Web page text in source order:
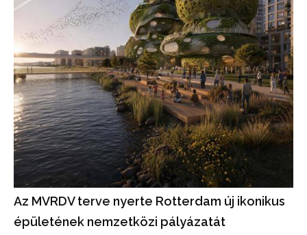
Az MVRDV terve nyerte Rotterdam új ikonikus
épületének nemzetközi pályázatát